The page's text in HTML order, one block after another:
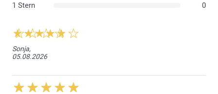
1 Stern
0
Sonja,
05.08.2026